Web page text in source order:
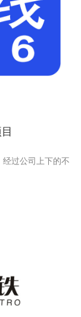
过公司上下的不